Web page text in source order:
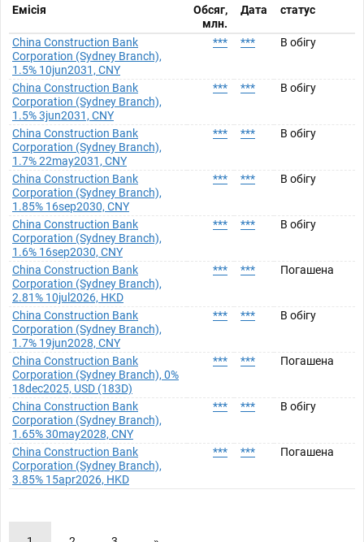
Емісія
Обсяг,
млн.
Дата статус
China Construction Bank
Corporation (Sydney Branch),
1.5% 10jun2031, CNY
*** *** В обігу
China Construction Bank
Corporation (Sydney Branch),
1.5% 3jun2031, CNY
*** *** В обігу
China Construction Bank
Corporation (Sydney Branch),
1.7% 22may2031, CNY
*** *** В обігу
China Construction Bank
Corporation (Sydney Branch),
1.85% 16sep2030, CNY
*** *** В обігу
China Construction Bank
Corporation (Sydney Branch),
1.6% 16sep2030, CNY
*** *** В обігу
China Construction Bank
Corporation (Sydney Branch),
2.81% 10jul2026, HKD
*** *** Погашена
China Construction Bank
Corporation (Sydney Branch),
1.7% 19jun2028, CNY
*** *** В обігу
China Construction Bank
Corporation (Sydney Branch), 0%
18dec2025, USD (183D)
*** *** Погашена
China Construction Bank
Corporation (Sydney Branch),
1.65% 30may2028, CNY
*** *** В обігу
China Construction Bank
Corporation (Sydney Branch),
3.85% 15apr2026, HKD
*** *** Погашена